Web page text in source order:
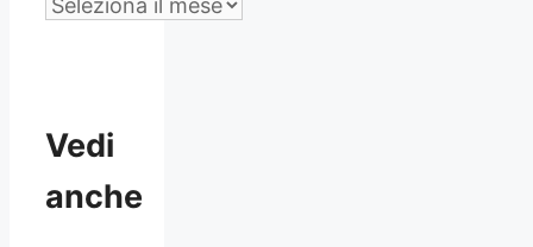
Archivio
Vedi
anche